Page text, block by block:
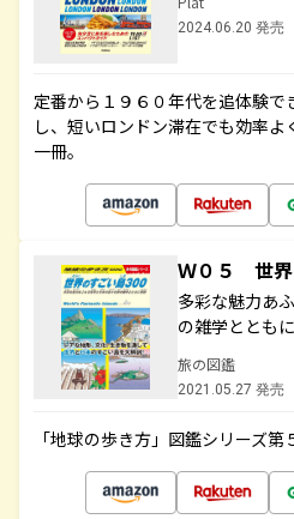
2024.06.20 発売
定番から１９６０年代を追体験
し、短いロンドン滞在でも効率
一冊。
Ｗ０５ 世界
多彩な魅力あ
の雑学ととも
旅の図鑑
2021.05.27 発売
「地球の歩き方」図鑑シリーズ第